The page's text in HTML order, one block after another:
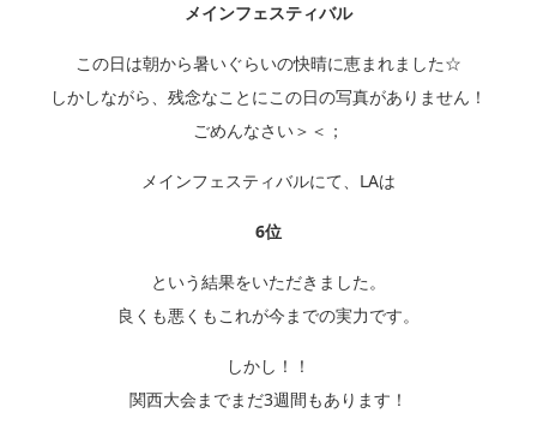
メインフェスティバル
この日は朝から暑いぐらいの快晴に恵まれました☆
しかしながら、残念なことにこの日の写真がありません！
ごめんなさい＞＜；
メインフェスティバルにて、LAは
6位
という結果をいただきました。
良くも悪くもこれが今までの実力です。
しかし！！
関西大会までまだ3週間もあります！